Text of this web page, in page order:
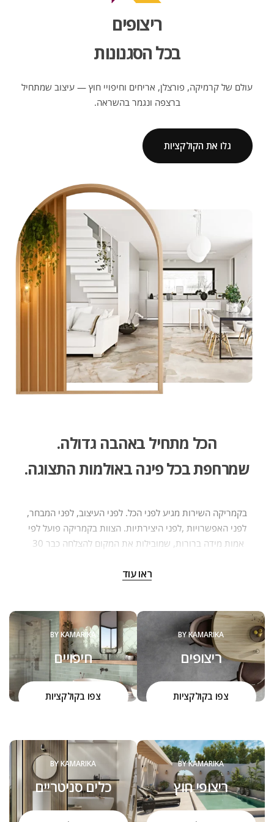
ריצופים
בכל הסגנונות
עולם של קרמיקה, פורצלן, אריחים וחיפויי חוץ — עיצוב שמתחיל
ברצפה ונגמר בהשראה.
גלו את הקולקציות
הכל מתחיל באהבה גדולה​.
שמרחפת בכל פינה באולמות התצוגה.
בקמריקה‭ ‬השירות‭
‬אמות‭ ‬מידה‭ ‬ברורות,‭‬‭ ‬שמובילות‭ ‬את‭ ‬המקום‭ ‬להצלחה‭ ‬כבר‭ ‬30 ‭
הכל מתחיל באהבה גדולה שמושרשת במקום מהמשפחה. צוות
קמריקה שמח להיות קשוב לצרכים שלכם ולהעניק כל פעם מחדש
הסבר על איכות המוצרים, ההבדל בינהם והיכולת להתאים ולחבר
בין הסגנונות, העיצובים והמוצרים.
הדרך שלנו היא חלק בלתי נפרד מהערכים שלנו כחברה, כאנשים,
כמשפחה.
ראו עוד
BY KAMARIKA
ריצופים
צפו בקולקציות
BY KAMARIKA
חיפויים
צפו בקולקציות
BY KAMARIKA
ריצופי חוץ
BY KAMARIKA
כלים סניטריים